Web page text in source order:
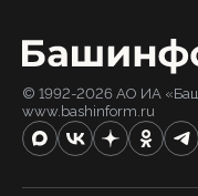
© 1992-2026 АО ИА
www.bashinform.ru